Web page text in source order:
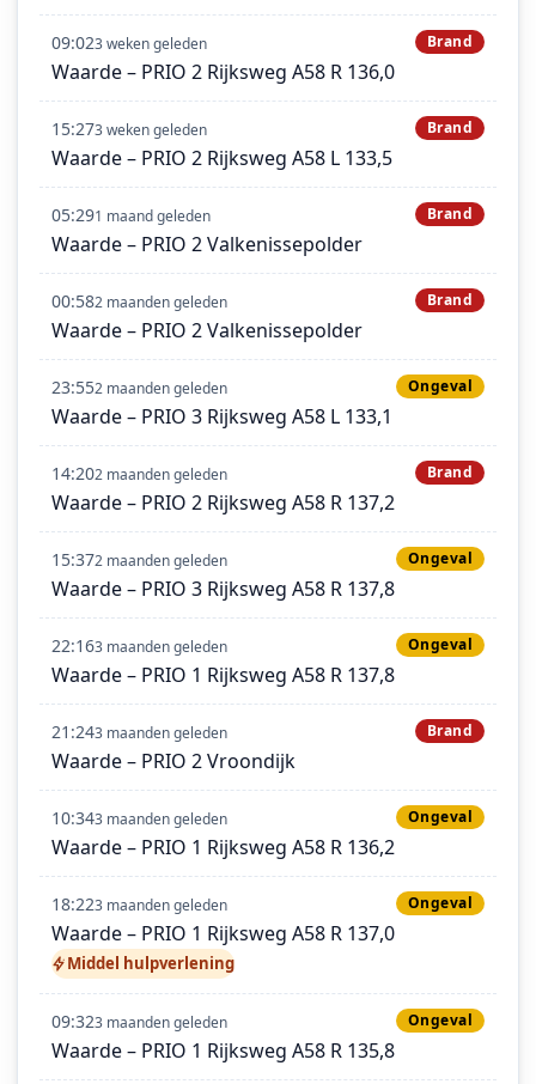
09:023 weken geleden Brand
Waarde – PRIO 2 Rijksweg A58 R 136,0
15:273 weken geleden Brand
Waarde – PRIO 2 Rijksweg A58 L 133,5
05:291 maand geleden Brand
Waarde – PRIO 2 Valkenissepolder
00:582 maanden geleden Brand
Waarde – PRIO 2 Valkenissepolder
23:552 maanden geleden Ongeval
Waarde – PRIO 3 Rijksweg A58 L 133,1
14:202 maanden geleden Brand
Waarde – PRIO 2 Rijksweg A58 R 137,2
15:372 maanden geleden Ongeval
Waarde – PRIO 3 Rijksweg A58 R 137,8
22:163 maanden geleden Ongeval
Waarde – PRIO 1 Rijksweg A58 R 137,8
21:243 maanden geleden Brand
Waarde – PRIO 2 Vroondijk
10:343 maanden geleden Ongeval
Waarde – PRIO 1 Rijksweg A58 R 136,2
18:223 maanden geleden Ongeval
Waarde – PRIO 1 Rijksweg A58 R 137,0
Middel hulpverlening
09:323 maanden geleden Ongeval
Waarde – PRIO 1 Rijksweg A58 R 135,8